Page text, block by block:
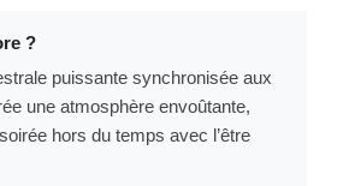
?
puissante synchronisée aux
une atmosphère envoûtante,
hors du temps avec l’être